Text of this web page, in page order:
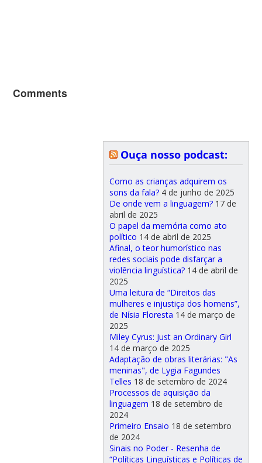
Comments
Ouça nosso podcast:
Como as crianças adquirem os
sons da fala? 4 de junho de 2025
De onde vem a linguagem? 17 de
abril de 2025
O papel da memória como ato
político 14 de abril de 2025
Afinal, o teor humorístico nas
redes sociais pode disfarçar a
violência linguística? 14 de abril de
2025
Uma leitura de “Direitos das
mulheres e injustiça dos homens”,
de Nísia Floresta 14 de março de
2025
Miley Cyrus: Just an Ordinary Girl
14 de março de 2025
Adaptação de obras literárias: "As
meninas", de Lygia Fagundes
Telles 18 de setembro de 2024
Processos de aquisição da
linguagem 18 de setembro de
2024
Primeiro Ensaio 18 de setembro
de 2024
Sinais no Poder - Resenha de
“Políticas Linguísticas e Políticas de